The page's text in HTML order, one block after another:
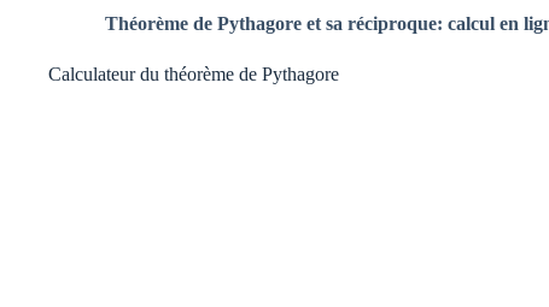
Théorème de Pythagore et sa réciproque:calcul en
Calculateur du théorème de Pythagore